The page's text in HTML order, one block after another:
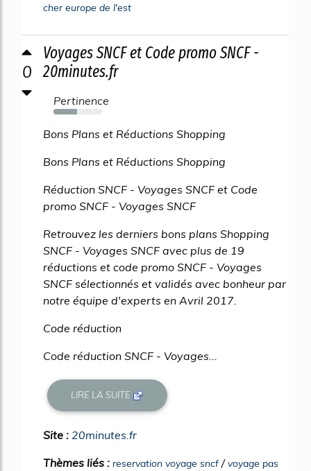
cher europe de l'est
0
Voyages SNCF et Code promo SNCF -
20minutes.fr
Pertinence
49%
Bons Plans et Réductions Shopping
Bons Plans et Réductions Shopping
Réduction SNCF - Voyages SNCF et Code
promo SNCF - Voyages SNCF
Retrouvez les derniers bons plans Shopping
SNCF - Voyages SNCF avec plus de 19
réductions et code promo SNCF - Voyages
SNCF sélectionnés et validés avec bonheur par
notre équipe d'experts en Avril 2017.
Code réduction
Code réduction SNCF - Voyages...
LIRE LA SUITE
Site : 20minutes.fr
Thèmes liés : reservation voyage sncf /voyage pas